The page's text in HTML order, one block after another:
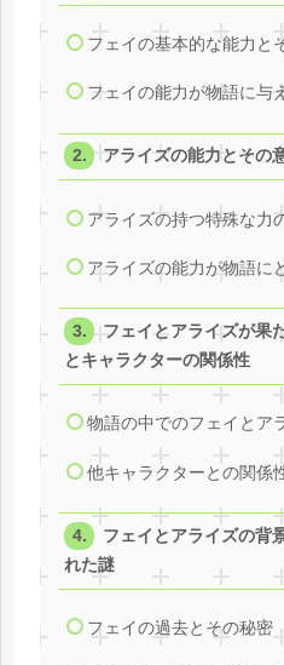
フェイの基本的な能力と
フェイの能力が物語に与
アライズの能力とその
アライズの持つ特殊な力
アライズの能力が物語に
フェイとアライズが果
とキャラクターの関係性
物語の中でのフェイとア
他キャラクターとの関係
フェイとアライズの背
れた謎
フェイの過去とその秘密